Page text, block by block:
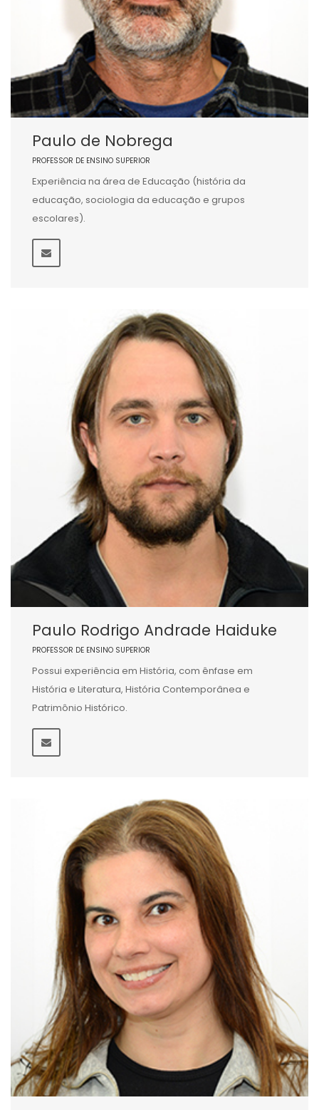
Paulo de Nobrega
PROFESSOR DE ENSINO SUPERIOR
Experiência na área de Educação (história da
educação, sociologia da educação e grupos
escolares).
Paulo Rodrigo Andrade Haiduke
PROFESSOR DE ENSINO SUPERIOR
Possui experiência em História, com ênfase em
História e Literatura, História Contemporânea e
Patrimônio Histórico.